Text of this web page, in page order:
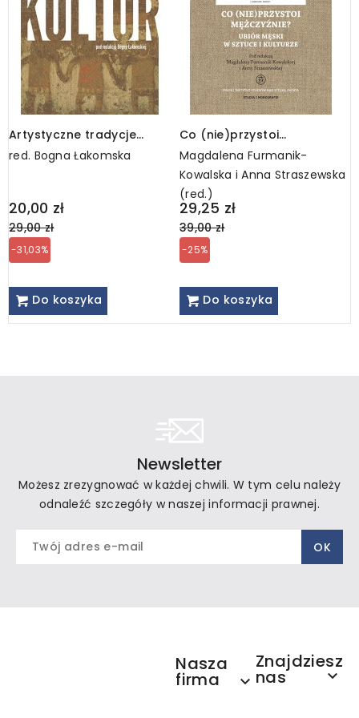
Artystyczne tradycje
pozaeuropejskich kultur,
vol. 1
red. Bogna Łakomska
20,00 zł
Regular
price
29,00 zł
-31,03%
Do koszyka
Co (nie)przystoi
mężczyźnie? e-book
Magdalena Furmanik-
Kowalska i Anna Straszewska
(red.)
29,25 zł
Regular
price
39,00 zł
-25%
Do koszyka
Newsletter
Możesz zrezygnować w każdej chwili. W tym celu należy
odnaleźć szczegóły w naszej informacji prawnej.
Nasza
firma 
Znajdziesz
nas 